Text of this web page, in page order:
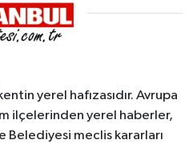
yerel hafızasıdır. Avrupa
ilçelerinden yerel haberler,
Belediyesi meclis kararları